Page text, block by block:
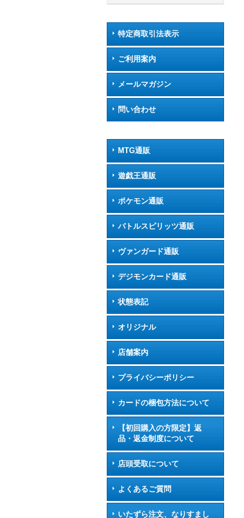
特定商取引法表示
ご利用案内
メールマガジン
問い合わせ
MTG通販
遊戯王通販
ポケモン通販
バトルスピリッツ通販
ヴァンガード通販
デジモンカード通販
状態表記
オリジナル
店舗案内
プライバシーポリシー
カードの梱包方法について
【初回購入の方限定】返
品・返金制度について
店頭受取について
よくあるご質問
いたずら注文、なりすまし